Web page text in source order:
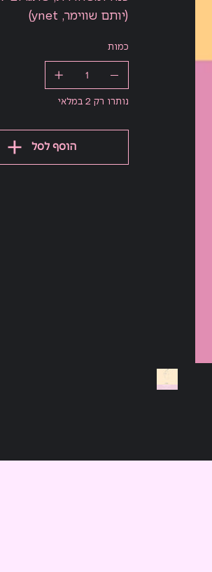
(יותם שווימר, ynet)
כמות
נותרו רק 2 במלאי
הוסף לסל